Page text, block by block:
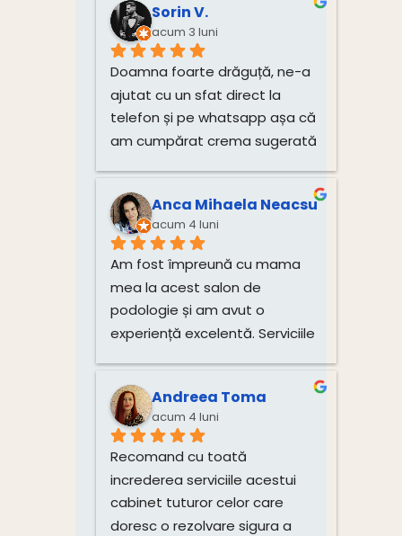
Sorin V.
acum 3 luni
Doamna foarte drăguță, ne-a
ajutat cu un sfat direct la
telefon și pe whatsapp așa că
am cumpărat crema sugerată
Anca Mihaela Neacsu
acum 4 luni
Am fost împreună cu mama
mea la acest salon de
podologie și am avut o
experiență excelentă. Serviciile
impecabil, cu multă grijă și
profesionalism. Atmosfera
este plăcută, iar doamna este
deosebit de amabilă și
atentă.Recomand cu toată
încredere!
Andreea Toma
acum 4 luni
Recomand cu toată
increderea serviciile acestui
cabinet tuturor celor care
doresc o rezolvare sigura a